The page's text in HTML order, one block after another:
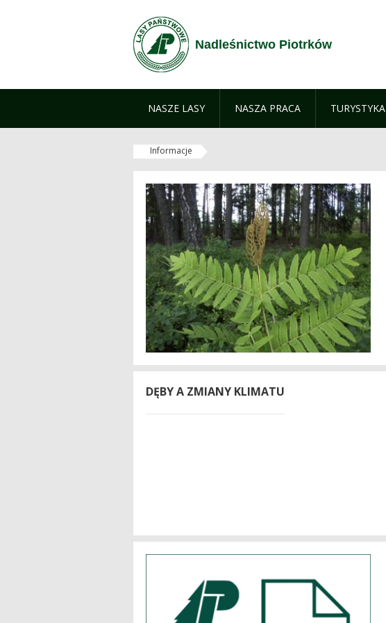
Nadleśnictwo Piotrków
NASZE LASY NASZA PRACA TURYSTYKA
Informacje
DĘBY A ZMIANY KLIMATU